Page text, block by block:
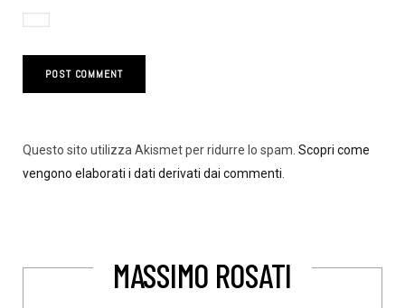
Questo sito utilizza Akismet per ridurre lo spam. Scopri come
vengono elaborati i dati derivati dai commenti.
MASSIMO ROSATI